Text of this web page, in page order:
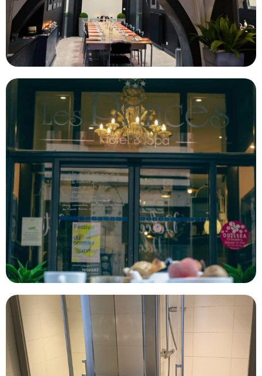
0—15001
OUVERTURE
Choisir
BUDGET DE LA
8000
CONSEILLÉ
POUR
Choisir